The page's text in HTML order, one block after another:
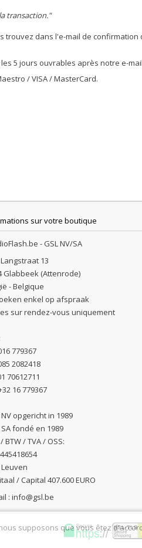
transaction."
dans l'e-mail de confirmation
5 jours ouvrables après notre e-
/ VISA / MasterCard.
sur votre boutique
- GSL NV/SA
Langstraat 13
Glabbeek (Attenrode)
- Belgique
enkel op afspraak
sur rendez-vous uniquement
779367
2082418
70612711
16 779367
NV opgericht in 1989
SA fondé en 1989
BTW / TVA / OSS:
Leuven
/ Capital 407.600 EURO
: info@gsl.be
supposons que vous êtez